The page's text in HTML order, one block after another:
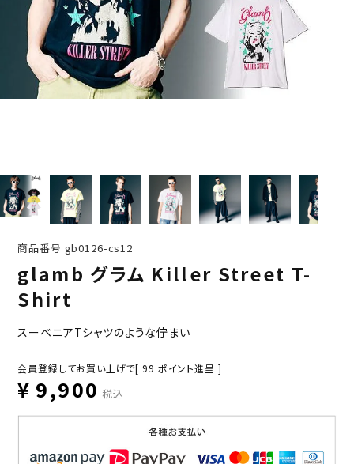
商品番号 gb0126-cs12
glamb グラム Killer Street T-
Shirt
スーベニアTシャツのような佇まい
会員登録してお買い上げで[ 99 ポイント進呈 ]
¥ 9,900 税込